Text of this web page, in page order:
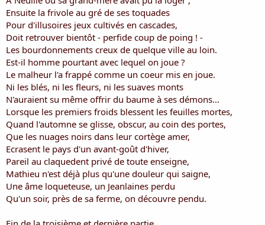
Ensuite la frivole au gré de ses toquades
Pour d'illusoires jeux cultivés en cascades,
Doit retrouver bientôt - perfide coup de poing ! -
Les bourdonnements creux de quelque ville au loin.
Est-il homme pourtant avec lequel on joue ?
Le malheur l'a frappé comme un coeur mis en joue.
Ni les blés, ni les fleurs, ni les suaves monts
N'auraient su même offrir du baume à ses démons...
Lorsque les premiers froids blessent les feuilles mortes,
Quand l'automne se glisse, obscur, au coin des portes,
Que les nuages noirs dans leur cortège amer,
Ecrasent le pays d'un avant-goût d'hiver,
Pareil au claquedent privé de toute enseigne,
Mathieu n'est déjà plus qu'une douleur qui saigne,
Une âme loqueteuse, un Jeanlaines perdu
Qu'un soir, près de sa ferme, on découvre pendu.